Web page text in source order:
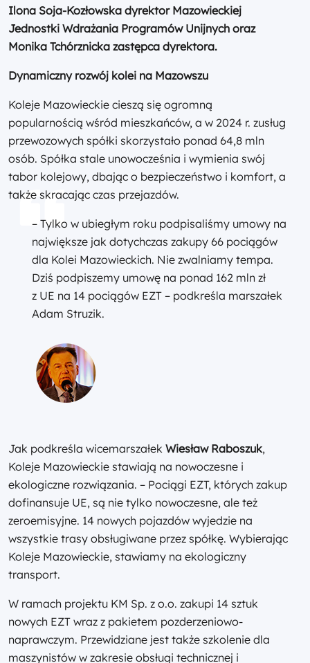
Ilona Soja-Kozłowska dyrektor Mazowieckiej
Jednostki Wdrażania Programów Unijnych oraz
Monika Tchórznicka zastępca dyrektora.
Dynamiczny rozwój kolei na Mazowszu
Koleje Mazowieckie cieszą się ogromną
popularnością wśród mieszkańców, a w 2024 r. zusług
przewozowych spółki skorzystało ponad 64,8 mln
osób. Spółka stale unowocześnia i wymienia swój
tabor kolejowy, dbając o bezpieczeństwo i komfort, a
także skracając czas przejazdów.
– Tylko w ubiegłym roku podpisaliśmy umowy na
największe jak dotychczas zakupy 66 pociągów
dla Kolei Mazowieckich. Nie zwalniamy tempa.
Dziś podpiszemy umowę na ponad 162 mln zł
z UE na 14 pociągów EZT – podkreśla marszałek
Adam Struzik.
Jak podkreśla wicemarszałek Wiesław Raboszuk,
Koleje Mazowieckie stawiają na nowoczesne i
ekologiczne rozwiązania. – Pociągi EZT, których zakup
dofinansuje UE, są nie tylko nowoczesne, ale też
zeroemisyjne. 14 nowych pojazdów wyjedzie na
wszystkie trasy obsługiwane przez spółkę. Wybierając
Koleje Mazowieckie, stawiamy na ekologiczny
transport.
W ramach projektu KM Sp. z o.o. zakupi 14 sztuk
nowych EZT wraz z pakietem pozderzeniowo-
naprawczym. Przewidziane jest także szkolenie dla
maszynistów w zakresie obsługi technicznej i